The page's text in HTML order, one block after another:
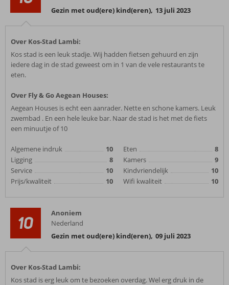
Gezin met oud(ere) kind(eren), 13 juli 2023
Over Kos-Stad Lambi:
Kos stad is een leuk stadje. Wij hadden fietsen gehuurd en zijn
iedere dag in de stad geweest om in 1 van de vele restaurants te
eten.
Over Fly & Go Aegean Houses:
Aegean Houses is echt een aanrader. Nette en schone kamers. Leuk
zwembad . En een hele leuke bar. Naar de stad is het met de fiets
een minuutje of 10
Algemene indruk
10
Ligging
8
Service
10
Prijs/kwaliteit
10
Eten
8
Kamers
9
Kindvriendelijk
10
Wifi kwaliteit
10
10
Anoniem
Nederland
Gezin met oud(ere) kind(eren), 09 juli 2023
Over Kos-Stad Lambi:
Kos stad is erg leuk om te bezoeken overdag. Wel erg druk in de